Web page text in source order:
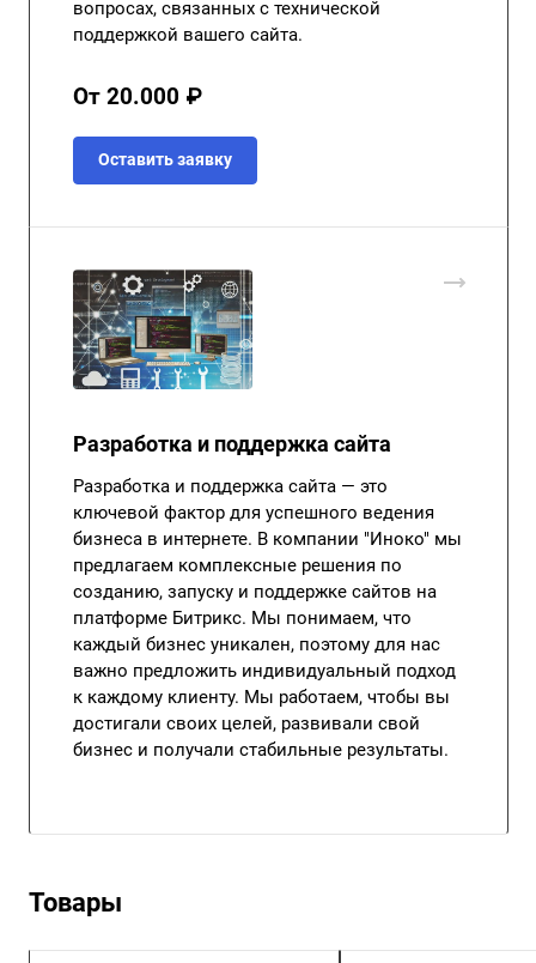
вопросах, связанных с технической
поддержкой вашего сайта.
От 20.000 ₽
Оставить заявку
Разработка и поддержка сайта
Разработка и поддержка сайта — это
ключевой фактор для успешного ведения
бизнеса в интернете. В компании "Иноко" мы
предлагаем комплексные решения по
созданию, запуску и поддержке сайтов на
платформе Битрикс. Мы понимаем, что
каждый бизнес уникален, поэтому для нас
важно предложить индивидуальный подход
к каждому клиенту. Мы работаем, чтобы вы
достигали своих целей, развивали свой
бизнес и получали стабильные результаты.
Товары